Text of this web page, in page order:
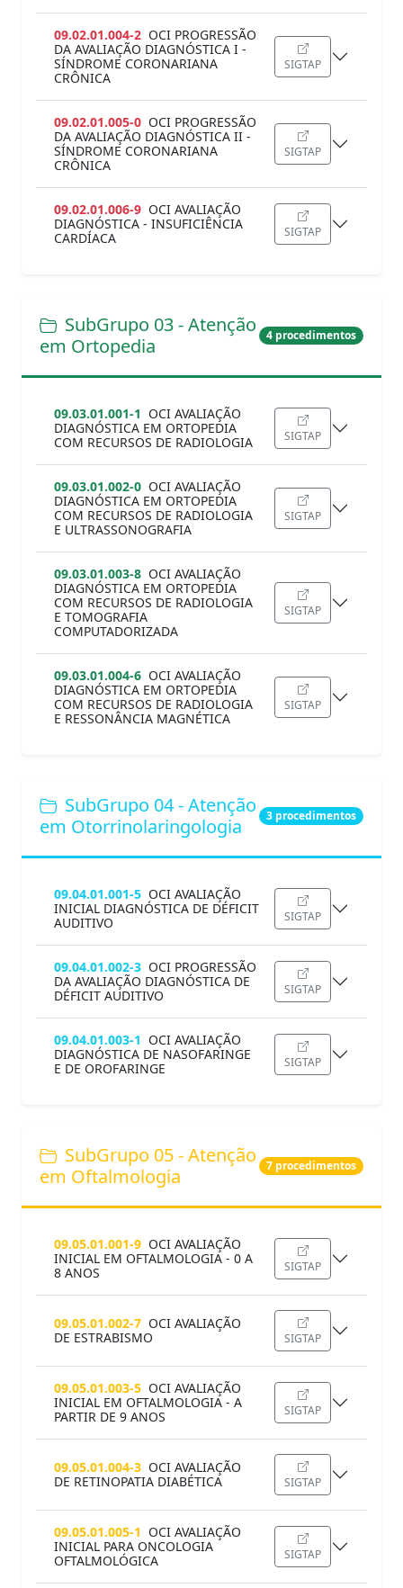
09.02.01.004-2 OCI PROGRESSÃO
DA AVALIAÇÃO DIAGNÓSTICA I -
SÍNDROME CORONARIANA
CRÔNICA
SIGTAP
09.02.01.005-0 OCI PROGRESSÃO
DA AVALIAÇÃO DIAGNÓSTICA II -
SÍNDROME CORONARIANA
CRÔNICA
SIGTAP
09.02.01.006-9 OCI AVALIAÇÃO
DIAGNÓSTICA - INSUFICIÊNCIA
CARDÍACA
SIGTAP
SubGrupo 03 - Atenção
em Ortopedia
4 procedimentos
09.03.01.001-1 OCI AVALIAÇÃO
DIAGNÓSTICA EM ORTOPEDIA
COM RECURSOS DE RADIOLOGIA
SIGTAP
09.03.01.002-0 OCI AVALIAÇÃO
DIAGNÓSTICA EM ORTOPEDIA
COM RECURSOS DE RADIOLOGIA
E ULTRASSONOGRAFIA
SIGTAP
09.03.01.003-8 OCI AVALIAÇÃO
DIAGNÓSTICA EM ORTOPEDIA
COM RECURSOS DE RADIOLOGIA
E TOMOGRAFIA
COMPUTADORIZADA
SIGTAP
09.03.01.004-6 OCI AVALIAÇÃO
DIAGNÓSTICA EM ORTOPEDIA
COM RECURSOS DE RADIOLOGIA
E RESSONÂNCIA MAGNÉTICA
SIGTAP
SubGrupo 04 - Atenção
em Otorrinolaringologia
3 procedimentos
09.04.01.001-5 OCI AVALIAÇÃO
INICIAL DIAGNÓSTICA DE DÉFICIT
AUDITIVO
SIGTAP
09.04.01.002-3 OCI PROGRESSÃO
DA AVALIAÇÃO DIAGNÓSTICA DE
DÉFICIT AUDITIVO
SIGTAP
09.04.01.003-1 OCI AVALIAÇÃO
DIAGNÓSTICA DE NASOFARINGE
E DE OROFARINGE
SIGTAP
SubGrupo 05 - Atenção
em Oftalmologia
7 procedimentos
09.05.01.001-9 OCI AVALIAÇÃO
INICIAL EM OFTALMOLOGIA - 0 A
8 ANOS
SIGTAP
09.05.01.002-7 OCI AVALIAÇÃO
DE ESTRABISMO
SIGTAP
09.05.01.003-5 OCI AVALIAÇÃO
INICIAL EM OFTALMOLOGIA - A
PARTIR DE 9 ANOS
SIGTAP
09.05.01.004-3 OCI AVALIAÇÃO
DE RETINOPATIA DIABÉTICA
SIGTAP
09.05.01.005-1 OCI AVALIAÇÃO
INICIAL PARA ONCOLOGIA
OFTALMOLÓGICA
SIGTAP